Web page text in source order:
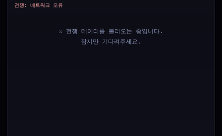
전쟁: 네트워크 오류
⚔️ 전쟁 데이터를 불러오는 중입니다.
잠시만 기다려주세요.